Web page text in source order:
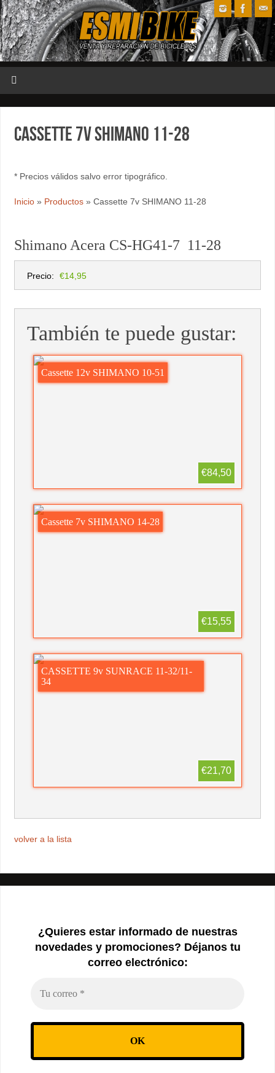
Cassette 7v SHIMANO 11-28
* Precios válidos salvo error tipográfico.
Inicio» Productos» Cassette 7v SHIMANO 11-28
Shimano Acera CS-HG41-7 11-28
Precio: €14,95
También te puede gustar:
Cassette 12v SHIMANO 10-51
€84,50
Cassette 7v SHIMANO 14-28
€15,55
CASSETTE 9v SUNRACE 11-32/11-
34
€21,70
volver a la lista
¿Quieres estar informado de nuestras
novedades y promociones? Déjanos tu
correo electrónico: